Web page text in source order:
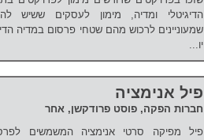
הדיגיטלי ומדיה, מימון לעסקים ששיש
שמעוניינים לרכוש מהם שטחי פרסום במדיה
יו...
פיל אנימציה
חברות הפקה, פוסט פרודקשן, אחר
פיל מפיקה סרטי אנימציה המשמשים